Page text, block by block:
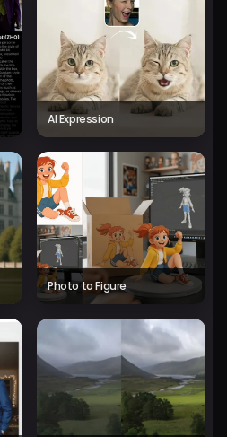
AI Expression
Photo to Figure